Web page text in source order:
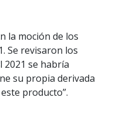
la moción de los
Se revisaron los
2021 se habría
su propia derivada
producto”.